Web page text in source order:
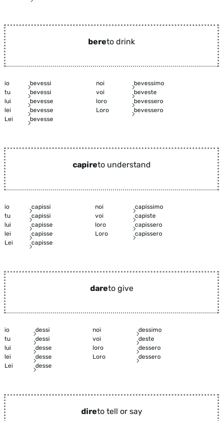
bereto drink
io bevessi noi
bevessimo
tu
bevessi voi
beveste
lui
bevesse loro
bevessero
lei
bevesse Loro
bevessero
Lei
bevesse
capireto understand
io capissi noi
capissimo
tu
capissi voi
capiste
lui
capisse loro
capissero
lei
capisse Loro
capissero
Lei
capisse
dareto give
io dessi noi
dessimo
tu
dessi voi
deste
lui
desse loro
dessero
lei
desse Loro
dessero
Lei
desse
direto tell or say